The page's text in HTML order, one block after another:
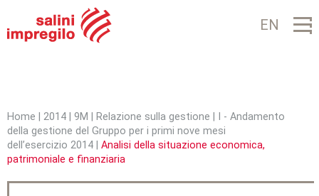
Jump to navigation EN
T
u
s
Home 2014 9M Relazione sulla gestione
I - Andamento
della gestione del Gruppo per i primi nove mesi
dell’esercizio 2014
Analisi della situazione economica,
patrimoniale e finanziaria